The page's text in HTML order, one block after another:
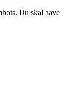
Du skal have